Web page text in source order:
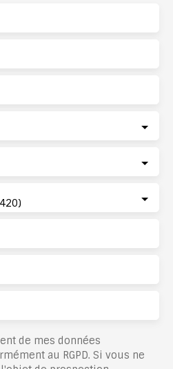
de mes données
au RGPD. Si vous ne